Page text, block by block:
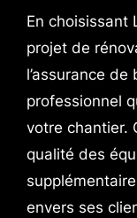
En choisissant
projet de
l’assurance de
professionnel
votre chantier.
qualité des
envers ses